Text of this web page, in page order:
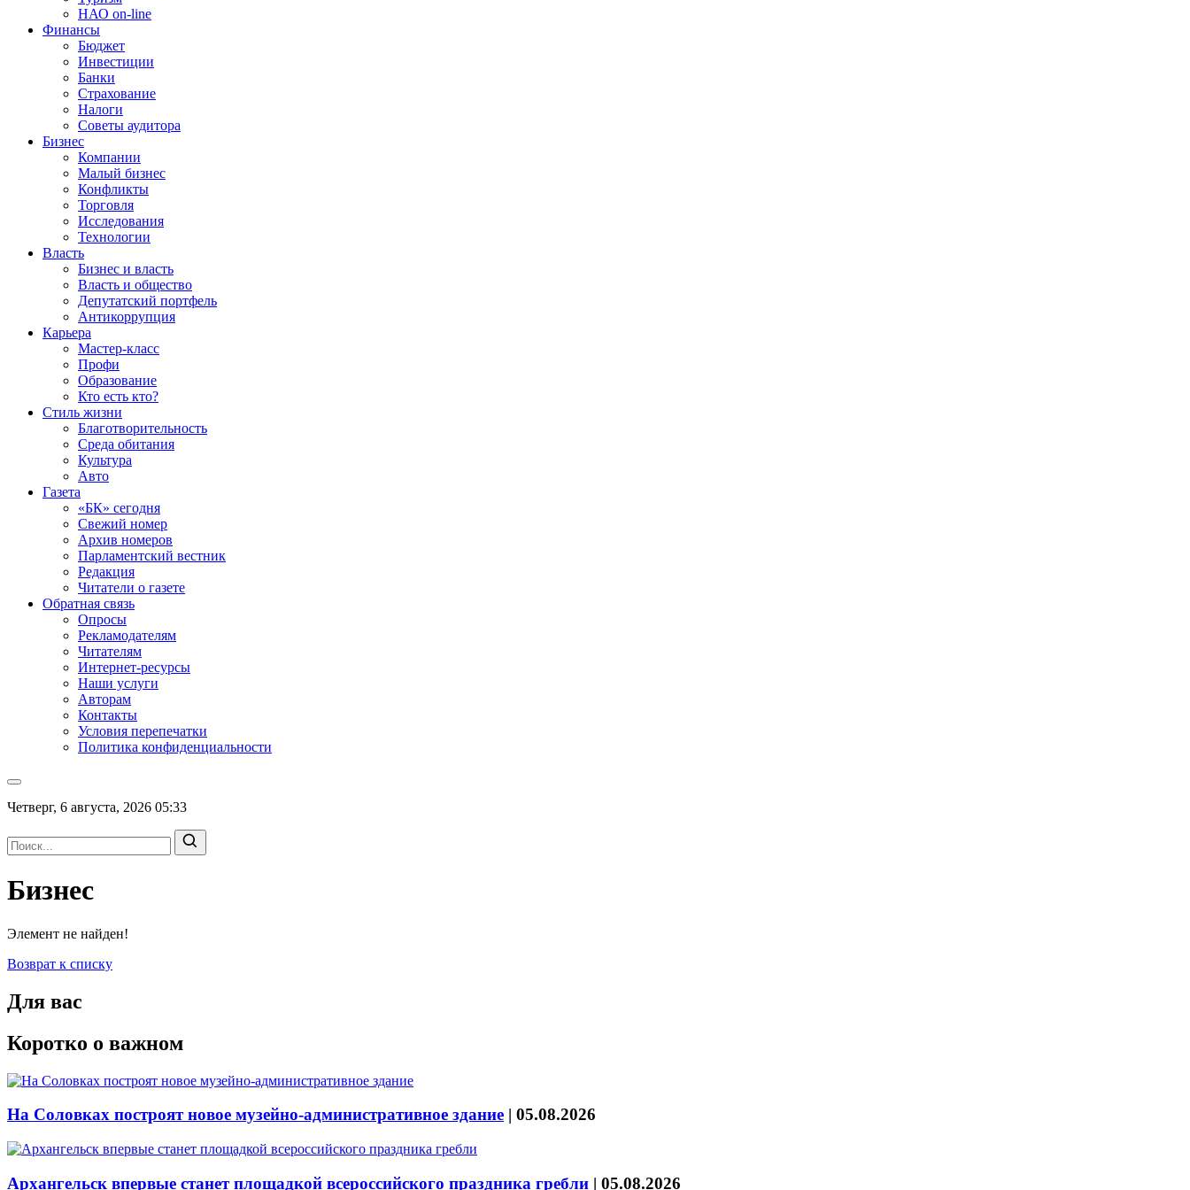
НАО on-line
Финансы
Бюджет
Инвестиции
Банки
Страхование
Налоги
Советы аудитора
Бизнес
Компании
Малый бизнес
Конфликты
Торговля
Исследования
Технологии
Власть
Бизнес и власть
Власть и общество
Депутатский портфель
Антикоррупция
Карьера
Мастер-класс
Профи
Образование
Кто есть кто?
Стиль жизни
Благотворительность
Среда обитания
Культура
Авто
Газета
«БК» сегодня
Свежий номер
Архив номеров
Парламентский вестник
Редакция
Читатели о газете
Обратная связь
Опросы
Рекламодателям
Читателям
Интернет-ресурсы
Наши услуги
Авторам
Контакты
Условия перепечатки
Политика конфиденциальности
Четверг, 6 августа, 2026 05:33
Бизнес
Элемент не найден!
Возврат к списку
Для вас
Коротко о важном
На Соловках построят новое музейно-административное здание | 05.08.2026
Архангельск впервые станет площадкой всероссийского праздника гребли | 05.08.2026